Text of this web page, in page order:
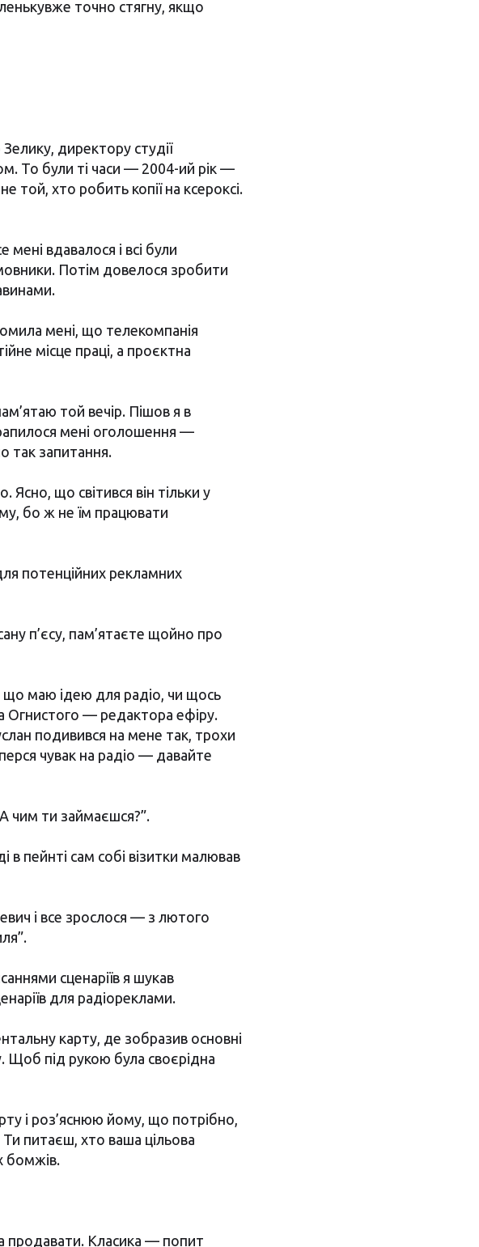
точно стягну, якщо
директору студії
То були ті часи — 2004-ий рік —
той, хто робить копії на ксероксі.
вдавалося і всі були
Потім довелося зробити
мені, що телекомпанія
місце праці, а проєктна
той вечір. Пішов я в
мені оголошення —
так запитання.
Ясно, що світився він тільки у
бо ж не їм працювати
потенційних рекламних
п’єсу, пам’ятаєте щойно про
маю ідею для радіо, чи щось
Огнистого — редактора ефіру.
подивився на мене так, трохи
чувак на радіо — давайте
чим ти займаєшся?”.
в пейнті сам собі візитки малював
і все зрослося — з лютого
сценаріїв я шукав
для радіореклами.
карту, де зобразив основні
Щоб під рукою була своєрідна
і роз’яснюю йому, що потрібно,
питаєш, хто ваша цільова
бомжів.
продавати. Класика — попит